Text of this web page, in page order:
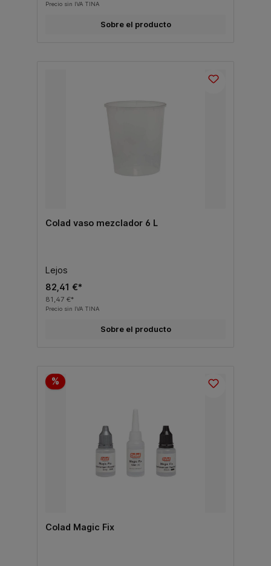
Precio sin IVA TINA
Sobre el producto
Colad vaso mezclador 6 L
Lejos
82,41 €*
81,47 €*
Precio sin IVA TINA
Sobre el producto
%
Colad Magic Fix